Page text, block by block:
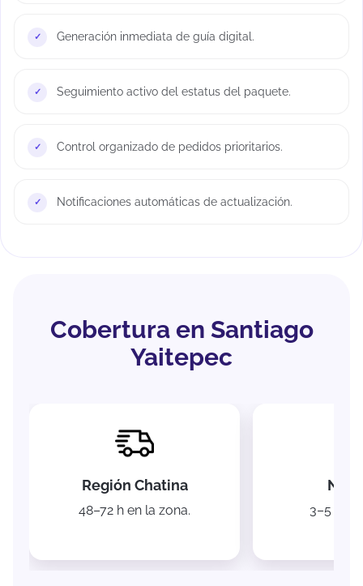
Generación inmediata de guía digital.
Seguimiento activo del estatus del paquete.
Control organizado de pedidos prioritarios.
Notificaciones automáticas de actualización.
Cobertura en Santiago
Yaitepec
Región Chatina
48–72 h en la zona. 3–5 días